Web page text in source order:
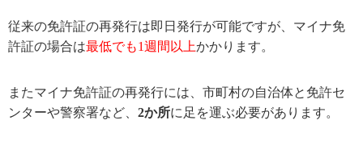
従来の免許証の再発行は即日発行が可能ですが、マイナ免
許証の場合は最低でも1週間以上かかります。
またマイナ免許証の再発行には、市町村の自治体と免許セ
ンターや警察署など、 2か所に足を運ぶ必要があります。